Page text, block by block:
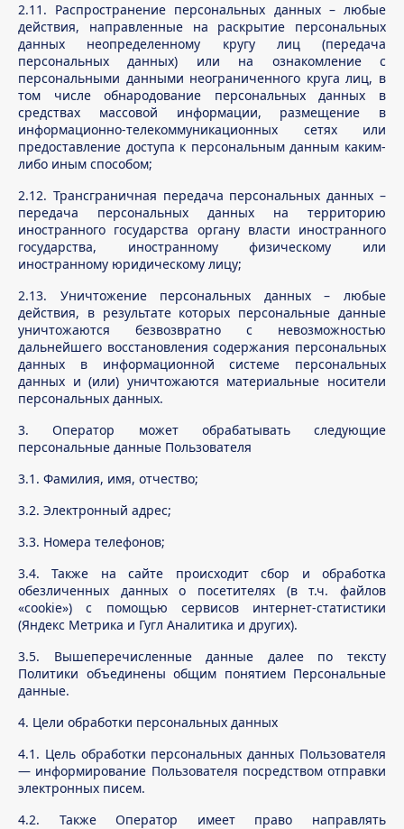
2.11. Распространение персональных данных – любые
действия, направленные на раскрытие персональных
данных неопределенному кругу лиц (передача
персональных данных) или на ознакомление с
персональными данными неограниченного круга лиц, в
том числе обнародование персональных данных в
средствах массовой информации, размещение в
информационно-телекоммуникационных сетях или
предоставление доступа к персональным данным каким-
либо иным способом;
2.12. Трансграничная передача персональных данных –
передача персональных данных на территорию
иностранного государства органу власти иностранного
государства, иностранному физическому или
иностранному юридическому лицу;
2.13. Уничтожение персональных данных – любые
действия, в результате которых персональные данные
уничтожаются безвозвратно с невозможностью
дальнейшего восстановления содержания персональных
данных в информационной системе персональных
данных и (или) уничтожаются материальные носители
персональных данных.
3. Оператор может обрабатывать следующие
персональные данные Пользователя
3.1. Фамилия, имя, отчество;
3.2. Электронный адрес;
3.3. Номера телефонов;
3.4. Также на сайте происходит сбор и обработка
обезличенных данных о посетителях (в т.ч. файлов
«cookie») с помощью сервисов интернет-статистики
(Яндекс Метрика и Гугл Аналитика и других).
3.5. Вышеперечисленные данные далее по тексту
Политики объединены общим понятием Персональные
данные.
4. Цели обработки персональных данных
4.1. Цель обработки персональных данных Пользователя
— информирование Пользователя посредством отправки
электронных писем.
4.2. Также Оператор имеет право направлять